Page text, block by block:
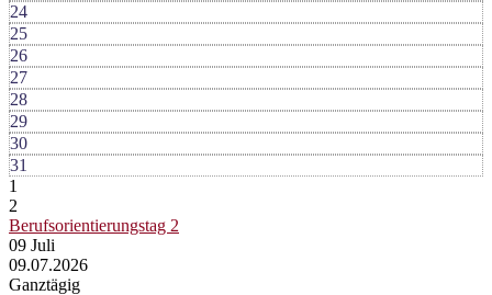
24
25
26
27
28
29
30
31
1
2
Berufsorientierungstag 2
09 Juli
09.07.2026
Ganztägig